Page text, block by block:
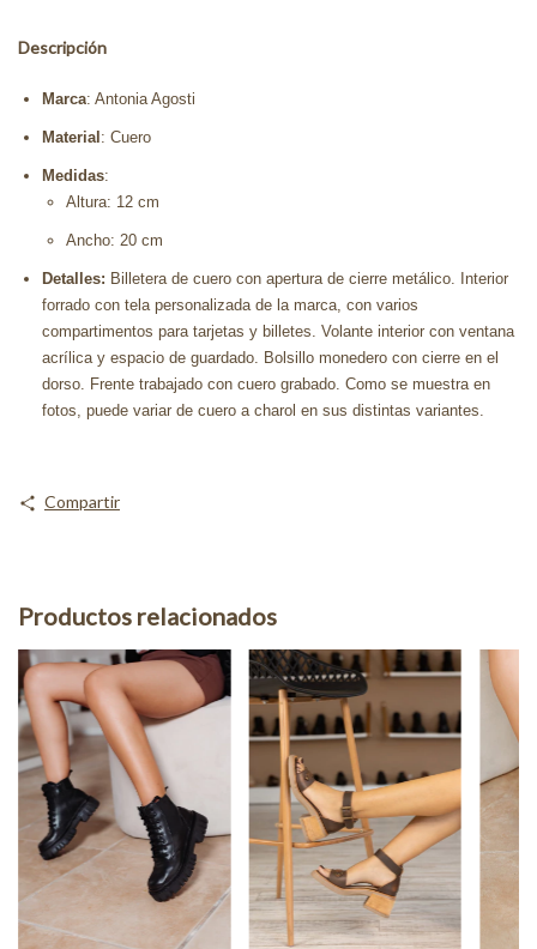
Descripción
Marca: Antonia Agosti
Material : Cuero
Medidas:
Altura: 12 cm
Ancho: 20 cm
Detalles: Billetera de cuero con apertura de cierre metálico. Interior
forrado con tela personalizada de la marca, con varios
compartimentos para tarjetas y billetes. Volante interior con ventana
acrílica y espacio de guardado. Bolsillo monedero con cierre en el
dorso. Frente trabajado con cuero grabado. Como se muestra en
fotos, puede variar de cuero a charol en sus distintas variantes.
Compartir
Productos relacionados